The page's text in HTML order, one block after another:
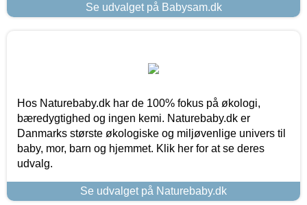
Se udvalget på Babysam.dk
Hos Naturebaby.dk har de 100% fokus på økologi,
bæredygtighed og ingen kemi. Naturebaby.dk er
Danmarks største økologiske og miljøvenlige univers til
baby, mor, barn og hjemmet. Klik her for at se deres
udvalg.
Se udvalget på Naturebaby.dk